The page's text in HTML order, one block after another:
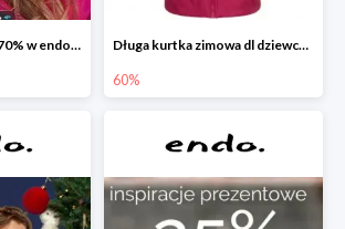
WYPRZEDAŻ DO -70% w endo.pl Długa kurtka zimowa dl dziewczynki
60%